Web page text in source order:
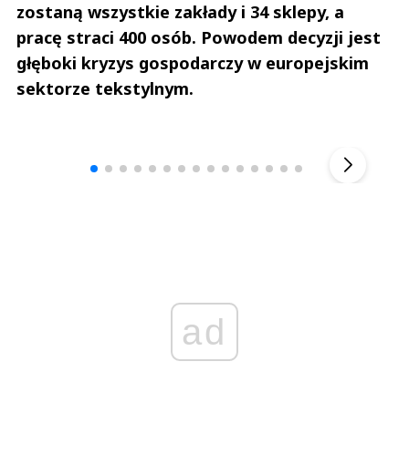
zostaną wszystkie zakłady i 34 sklepy, a
pracę straci 400 osób. Powodem decyzji jest
głęboki kryzys gospodarczy w europejskim
sektorze tekstylnym.
ad